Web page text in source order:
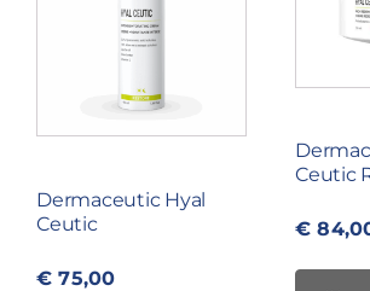
Dermaceutic Hyal
Ceutic
€ 75,00
Ceutic
€